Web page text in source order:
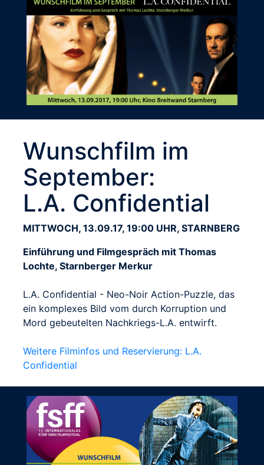
Wunschfilm im
September:
L.A. Confidential
MITTWOCH, 13.09.17, 19:00 UHR, STARNBERG
Einführung und Filmgespräch mit Thomas
Lochte, Starnberger Merkur
L.A. Confidential - Neo-Noir Action-Puzzle, das
ein komplexes Bild vom durch Korruption und
Mord gebeutelten Nachkriegs-L.A. entwirft.
Weitere Filminfos und Reservierung: L.A.
Confidential